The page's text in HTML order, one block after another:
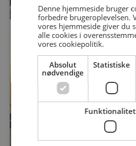
Denne hjemmeside bruger
forbedre brugeroplevelsen.
vores hjemmeside giver du
alle cookies i
vores cookiepolitik.
Absolut
nødvendige
Statistiske
Funktionalitet